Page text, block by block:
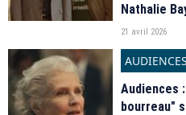
Nathalie
21 avril 2026
AUDIENCES
Audiences
bourreau"